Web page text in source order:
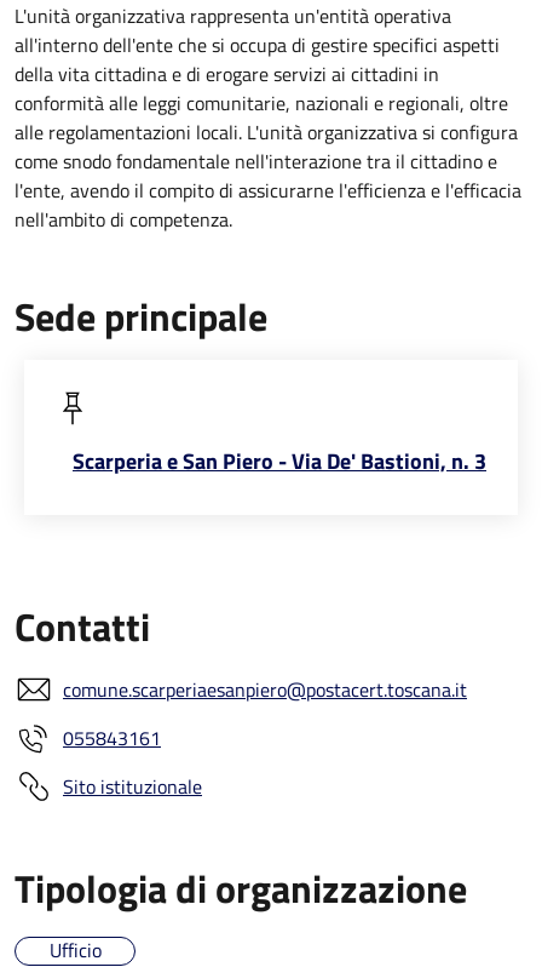
L'unità organizzativa rappresenta un'entità operativa
all'interno dell'ente che si occupa di gestire specifici aspetti
della vita cittadina e di erogare servizi ai cittadini in
conformità alle leggi comunitarie, nazionali e regionali, oltre
alle regolamentazioni locali. L'unità organizzativa si configura
come snodo fondamentale nell'interazione tra il cittadino e
l'ente, avendo il compito di assicurarne l'efficienza e l'efficacia
nell'ambito di competenza.
Sede principale
Scarperia e San Piero - Via De' Bastioni, n. 3
Contatti
comune.scarperiaesanpiero@postacert.toscana.it
055843161
Sito istituzionale
Tipologia di organizzazione
Ufficio